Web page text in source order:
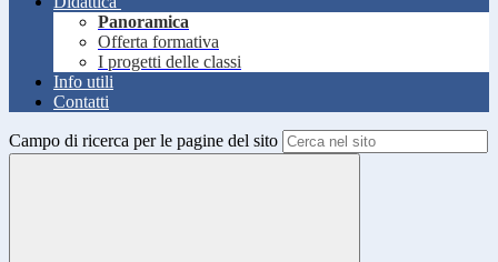
Panoramica
Offerta formativa
I progetti delle classi
Info utili
Contatti
Campo di ricerca per le pagine del sito